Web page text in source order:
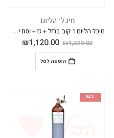
מיכלי הליום
מיכל הליום 1 קוב ברזל + גז + וסת ישר מהיר לניפוח בלונים
₪1,329.00
₪1,120.00
הוספה לסל
-34%